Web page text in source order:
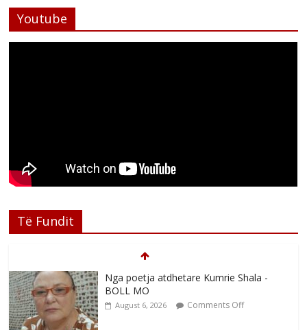
Youtube
Të Fundit
Nga poetja atdhetare Kumrie Shala -
BOLL MO
August 6, 2026 Comments Off